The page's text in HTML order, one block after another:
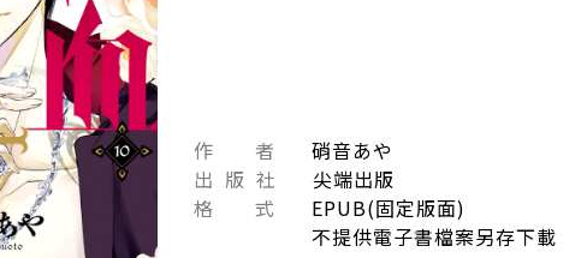
作 者
硝音あや
出 版 社
尖端出版
格 式
EPUB(固定版面)
不提供電子書檔案另存下載